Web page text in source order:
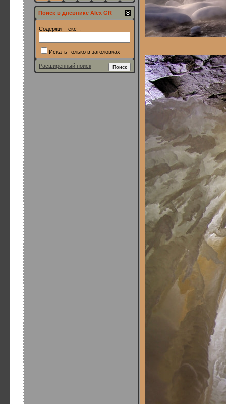
Поиск в дневнике Alex GR
Содержит текст:
Искать только в заголовках
Расширенный поиск